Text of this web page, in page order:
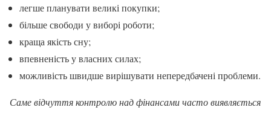
легше планувати великі покупки;
більше свободи у виборі роботи;
краща якість сну;
впевненість у власних силах;
можливість швидше вирішувати непередбачені проблеми.
Саме відчуття контролю над фінансами часто виявляється